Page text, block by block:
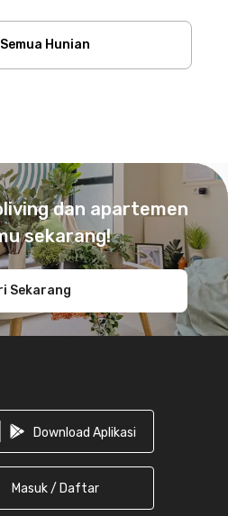
Hunian
dan apartemen
sekarang!
Sekarang
Download Aplikasi
Masuk / Daftar